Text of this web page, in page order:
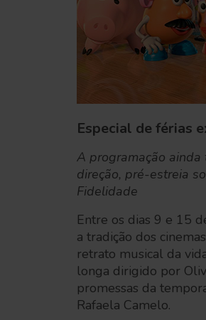
Especial de férias
A programação ainda
direção, pré-estreia
Fidelidade
Entre os dias 9 e 15
a tradição dos
retrato musical da
longa dirigido por
promessas da
Rafaela Camelo.